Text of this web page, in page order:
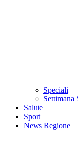
Speciali
Settimana
Salute
Sport
News Regione